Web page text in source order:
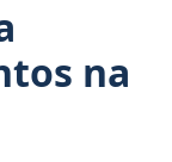
na